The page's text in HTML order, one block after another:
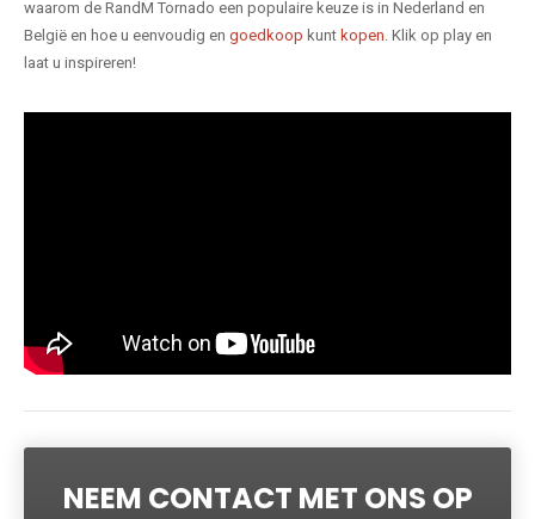
waarom de RandM Tornado een populaire keuze is in Nederland en
België en hoe u eenvoudig en goedkoop kunt kopen. Klik op play en
laat u inspireren!
NEEM CONTACT MET ONS OP